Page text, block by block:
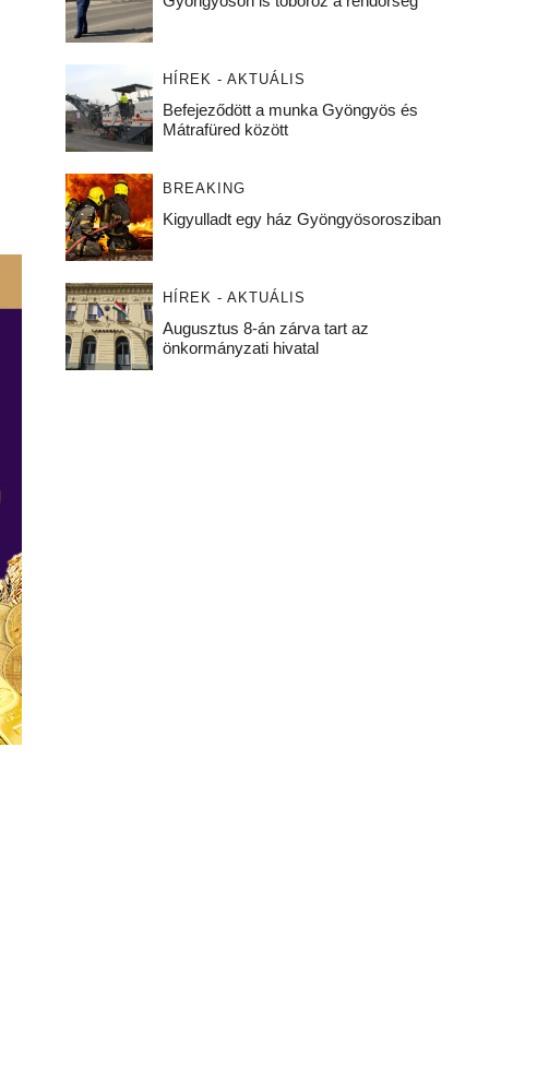
HÍREK - AKTUÁLIS
Befejeződött a munka Gyöngyös és
Mátrafüred között
BREAKING
Kigyulladt egy ház Gyöngyösorosziban
HÍREK - AKTUÁLIS
Augusztus 8-án zárva tart az
önkormányzati hivatal